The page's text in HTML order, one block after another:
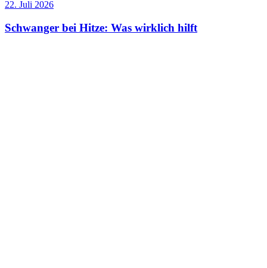
22. Juli 2026
Schwanger bei Hitze: Was wirklich hilft